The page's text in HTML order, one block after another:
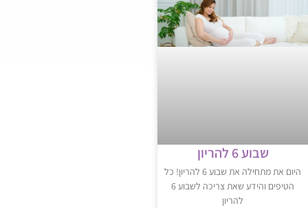
שבוע 6 להריון
היום את מתחילה את שבוע 6 להריון! כל
הטיפים והידע שאת צריכה לשבוע 6
להריון